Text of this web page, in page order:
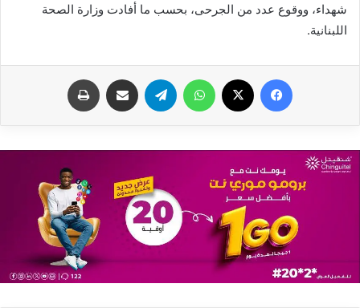
شهداء، ووقوع عدد من الجرحى، بحسب ما أفادت وزارة الصحة
اللبنانية.
فيسبوك واتساب تيلقرام مشاركة عبر البريد